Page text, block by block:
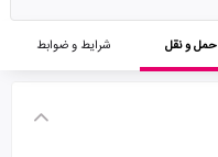
حمل و نقل شرایط و ضوابط